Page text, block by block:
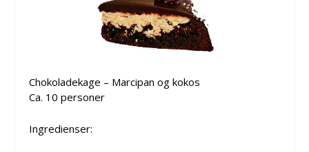
Chokoladekage – Marcipan og kokos
Ca. 10 personer
Ingredienser: